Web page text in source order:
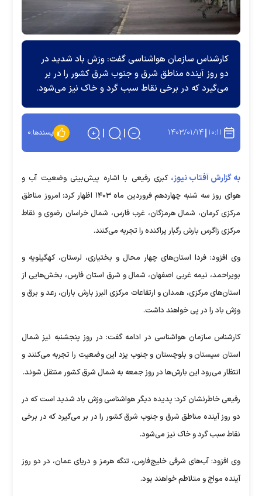
کارشناس سازمان هواشناسی گفت: وزش باد شدید در
دو روز آینده مناطق شرق و جنوب شرق کشور را در بر
می‌گیرد که در برخی نقاط سبب گرد و خاک نیز می‌شود.
۱۰:۱۱ ۱۴۰۳/۰۱/۱۴ پسندها:۰
به گزارش آفتاب نیوز، کبری رفیعی با اشاره پیش‌بینی وضعیت آب و
هوای روز سه شنبه چهاردهم فروردین ماه ۱۴۰۳ اظهار کرد: امروز مناطق
مرکزی کرمان، شمال هرمزگان، غرب فارس، شمال خراسان رضوی و نقاط
مرکزی زاگرس بارش رگبار پراکنده را تجربه می‌کنند.
وی افزود: فردا استان‌های چهار محال و بختیاری، لرستان، کهگیلویه و
بویراحمد، نیمه غربی اصفهان، شمال و شرق استان فارس، بخش‌هایی از
استان‌های مرکزی، همدان و ارتفاعات مرکزی البرز بارش باران، رعد و برق و
وزش باد را در پی خواهند داشت.
کارشناس سازمان هواشناسی در ادامه گفت: در روز پنجشنبه نیز شمال
استان سیستان و بلوچستان و جنوب یزد این وضعیت را تجربه می‌کنند و
انتظار می‌رود این بارش‌ها در روز جمعه به شمال شرق کشور منتقل شوند.
رفیعی خاطرنشان کرد: پدیده دیگر هواشناسی وزش باد شدید است که در
دو روز آینده مناطق شرق و جنوب شرق کشور را در بر می‌گیرد که در برخی
نقاط سبب گرد و خاک نیز می‌شود.
وی افزود: آب‌های شرقی خلیج‌فارس، تنگه هرمز و دریای عمان، در دو روز
آینده مواج و متلاطم خواهند بود.